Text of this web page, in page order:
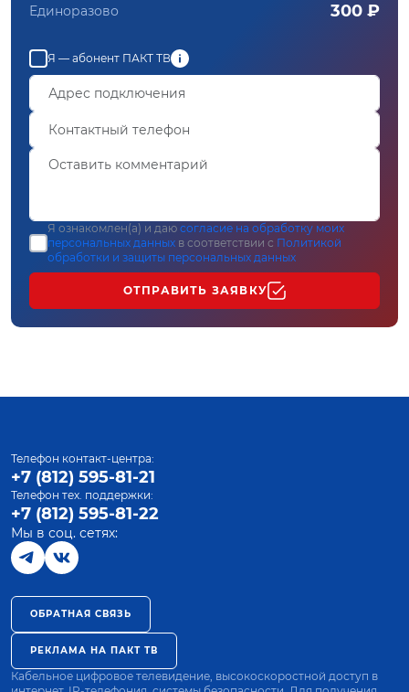
Единоразово 300 ₽
Я — абонент ПАКТ ТВ
Я ознакомлен(а) и даю согласие на обработку моих
персональных данных в соответствии с Политикой
обработки и защиты персональных данных
ОТПРАВИТЬ ЗАЯВКУ
Телефон контакт-центра:
+7 (812) 595-81-21
Телефон тех. поддержки:
+7 (812) 595-81-22
Мы в соц. сетях:
ОБРАТНАЯ СВЯЗЬ
РЕКЛАМА НА ПАКТ ТВ
Кабельное цифровое телевидение, высокоскоростной доступ в